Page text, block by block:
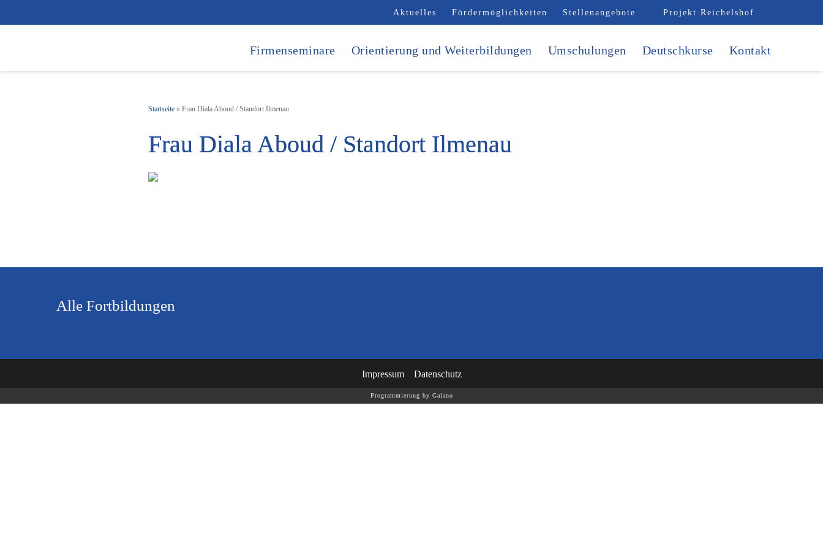
Aktuelles Fördermöglichkeiten Stellenangebote Projekt Reichelshof
Firmenseminare Orientierung und Weiterbildungen Umschulungen Deutschkurse Kontakt
Startseite » Frau Diala Aboud / Standort Ilmenau
Frau Diala Aboud / Standort Ilmenau
Alle Fortbildungen
Impressum Datenschutz
Programmierung by Galano